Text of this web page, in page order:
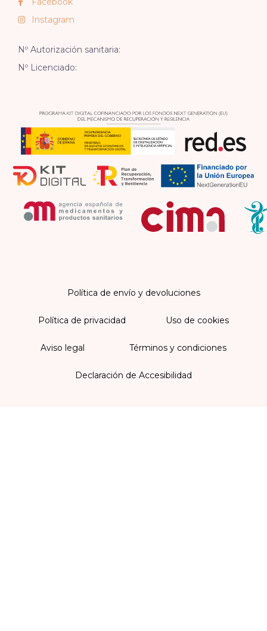
Instagram
Nº Autorización sanitaria:
Nº Licenciado:
Política de envío y devoluciones
Política de privacidad Uso de cookies
Aviso legal Términos y condiciones
Declaración de Accesibilidad